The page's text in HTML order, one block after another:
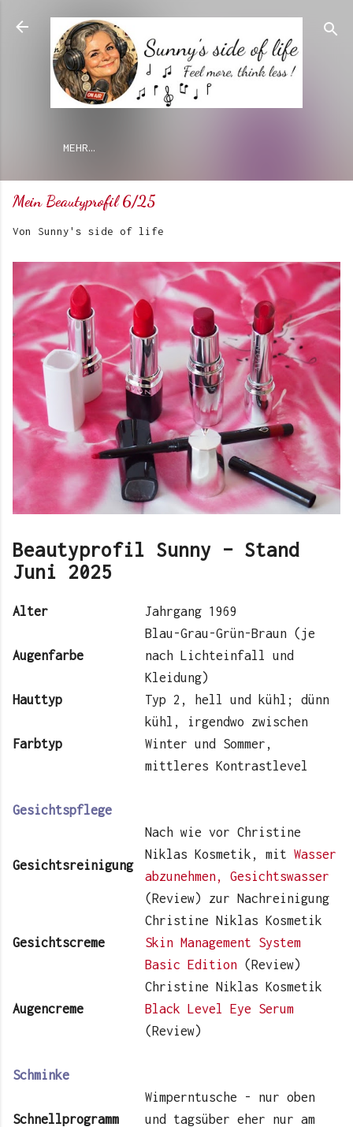
Direkt zum Hauptbereich
MEHR…
Mein Beautyprofil 6/25
Von Sunny's side of life
Beautyprofil Sunny – Stand
Juni 2025
Alter Jahrgang 1969
Augenfarbe
Blau-Grau-Grün-Braun (je
nach Lichteinfall und
Kleidung)
Hauttyp
Typ 2, hell und kühl; dünn
Farbtyp
kühl, irgendwo zwischen
Winter und Sommer,
mittleres Kontrastlevel
Gesichtspflege
Gesichtsreinigung
Nach wie vor Christine
Niklas Kosmetik, mit Wasser
abzunehmen, Gesichtswasser
(Review) zur Nachreinigung
Gesichtscreme
Christine Niklas Kosmetik
Skin Management System
Basic Edition (Review)
Augencreme
Christine Niklas Kosmetik
Black Level Eye Serum
(Review)
Schminke
Schnellprogramm
Wimperntusche - nur oben
und tagsüber eher nur am